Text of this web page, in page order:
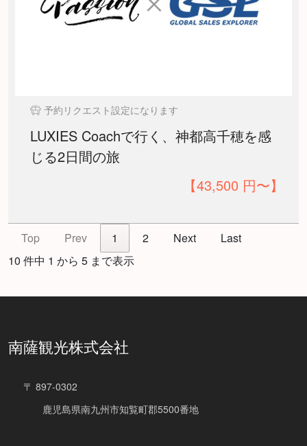
予約リクエスト設定になります
LUXIES Coachで行く、神都高千穂を感
じる2日間の旅
【43,500 円〜】
Top Prev 1 2 Next
Last
10 件中 1 から 5 まで表示
南薩観光株式会社
〒 897-0302
鹿児島県南九州市知覧町郡5500番地